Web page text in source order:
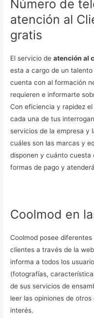
Número de
atención al
gratis
El servicio deatención al
esta a cargo de un
cuenta con al formación
requieren e informarte
Con eficiencia y rapidez
cada una de tus
servicios de la empresa y
cuáles son las marcas y
disponen y cuánto cuesta
formas de pago y
Coolmod en
Coolmod posee
clientes a través de la
informa a todos los
(fotografías,
de sus servicios de
leer las opiniones de
interés.